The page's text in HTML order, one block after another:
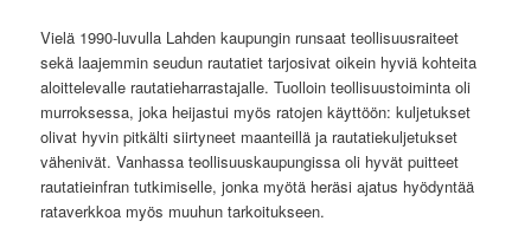
Vielä 1990-luvulla Lahden kaupungin runsaat teollisuusraiteet
sekä laajemmin seudun rautatiet tarjosivat oikein hyviä kohteita
aloittelevalle rautatieharrastajalle. Tuolloin teollisuustoiminta oli
murroksessa, joka heijastui myös ratojen käyttöön: kuljetukset
olivat hyvin pitkälti siirtyneet maanteillä ja rautatiekuljetukset
vähenivät. Vanhassa teollisuuskaupungissa oli hyvät puitteet
rautatieinfran tutkimiselle, jonka myötä heräsi ajatus hyödyntää
rataverkkoa myös muuhun tarkoitukseen.